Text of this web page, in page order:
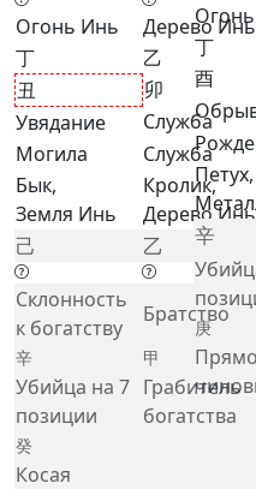
Огонь Инь Дерево Инь
丁
乙
丑
卯
Увядание
Служба
Могила
Служба
Бык,
Земля Инь
Кролик,
Дерево Инь
己 乙
Склонность
к богатству
Братство
辛 甲
Убийца на 7
позиции
Грабитель
богатства
癸
Косая
丁
酉
Петух,
辛
庚